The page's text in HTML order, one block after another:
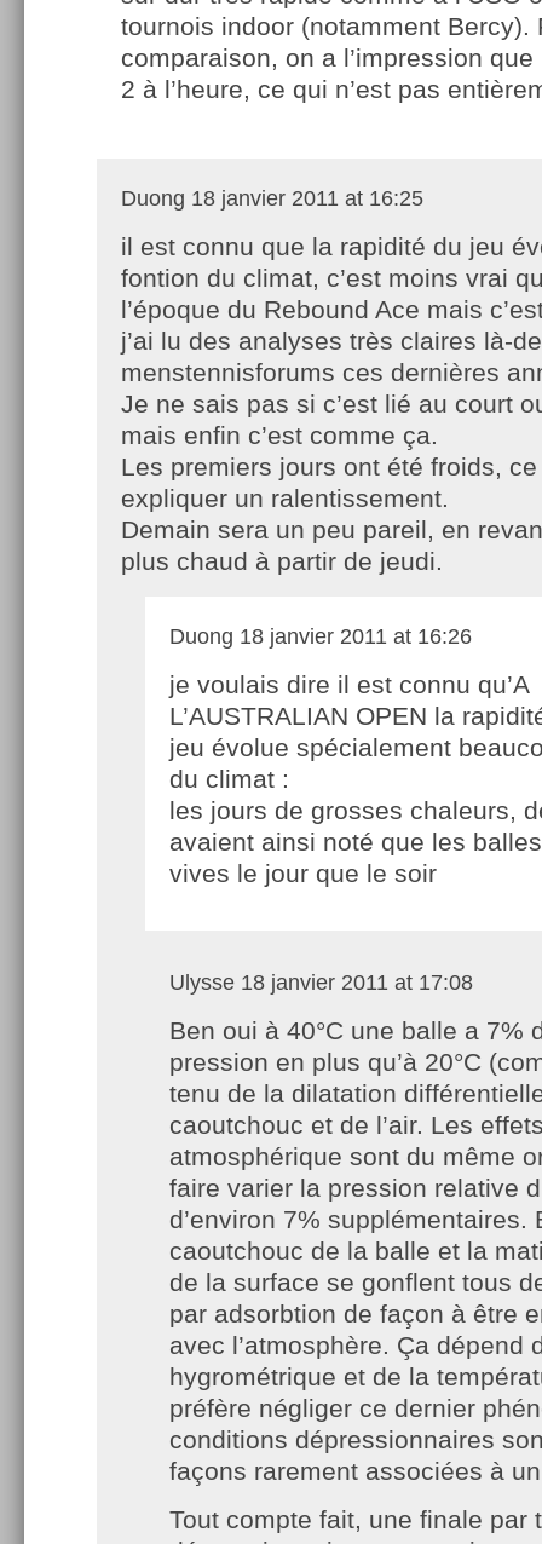
tournois indoor (notamment Bercy).
comparaison, on a l’impression
2 à l’heure, ce qui n’est pas
Duong 18 janvier 2011 at 16:25
il est connu que la rapidité du jeu
fontion du climat, c’est moins vrai
l’époque du Rebound Ace mais
j’ai lu des analyses très claires là-
menstennisforums ces dernières
Je ne sais pas si c’est lié au court
mais enfin c’est comme ça.
Les premiers jours ont été froids,
expliquer un ralentissement.
Demain sera un peu pareil, en
plus chaud à partir de jeudi.
Duong 18 janvier 2011 at 16:26
je voulais dire il est connu qu’A
L’AUSTRALIAN OPEN la
jeu évolue spécialement
du climat :
les jours de grosses chaleurs,
avaient ainsi noté que les
vives le jour que le soir
Ulysse 18 janvier 2011 at 17:08
Ben oui à 40°C une balle a 7%
pression en plus qu’à 20°C
tenu de la dilatation
caoutchouc et de l’air. Les
atmosphérique sont du même
faire varier la pression relative
d’environ 7% supplémentaires.
caoutchouc de la balle et la
de la surface se gonflent tous
par adsorbtion de façon à être
avec l’atmosphère. Ça dépend
hygrométrique et de la
préfère négliger ce dernier
conditions dépressionnaires
façons rarement associées à
Tout compte fait, une finale par